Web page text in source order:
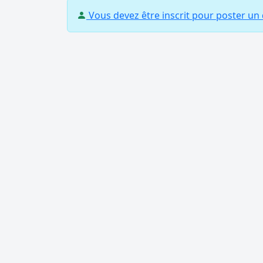
Vous devez être inscrit pour poster un